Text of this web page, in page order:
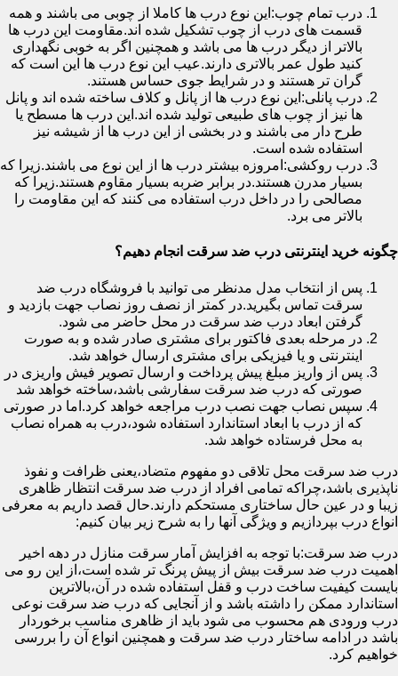
درب تمام چوب:این نوع درب ها کاملا از چوبی می باشند و همه
قسمت های درب از چوب تشکیل شده اند.مقاومت این درب ها
بالاتر از دیگر درب ها می باشد و همچنین اگر به خوبی نگهداری
کنید طول عمر بالاتری دارند.عیب این نوع درب ها این است که
گران تر هستند و در شرایط جوی حساس هستند.
درب پانلی:این نوع درب ها از پانل و کلاف ساخته شده اند و پانل
ها نیز از چوب های طبیعی تولید شده اند.این درب ها مسطح یا
طرح دار می باشند و در بخشی از این درب ها از شیشه نیز
استفاده شده است.
درب روکشی:امروزه بیشتر درب ها از این نوع می باشند.زیرا که
بسیار مدرن هستند.در برابر ضربه بسیار مقاوم هستند.زیرا که
مصالحی را در داخل درب استفاده می کنند که این مقاومت را
بالاتر می برد.
چگونه خرید اینترنتی درب ضد سرقت انجام دهیم؟
پس از انتخاب مدل مدنظر می توانید با فروشگاه درب ضد
سرقت تماس بگیرید.در کمتر از نصف روز نصاب جهت بازدید و
گرفتن ابعاد درب ضد سرقت در محل حاضر می شود.
در مرحله بعدی فاکتور برای مشتری صادر شده و به صورت
اینترنتی و یا فیزیکی برای مشتری ارسال خواهد شد.
پس از واریز مبلغ پیش پرداخت و ارسال تصویر فیش واریزی در
صورتی که درب ضد سرقت سفارشی باشد،ساخته خواهد شد
سپس نصاب جهت نصب درب مراجعه خواهد کرد.اما در صورتی
که از درب با ابعاد استاندارد استفاده شود،درب به همراه نصاب
به محل فرستاده خواهد شد.
درب ضد سرقت محل تلاقی دو مفهوم متضاد،یعنی ظرافت و نفوذ
ناپذیری باشد،چراکه تمامی افراد از درب ضد سرقت انتظار ظاهری
زیبا و در عین حال ساختاری مستحکم دارند.حال قصد داریم به معرفی
انواع درب بپردازیم و ویژگی آنها را به شرح زیر بیان کنیم:
درب ضد سرقت:با توجه به افزایش آمار سرقت منازل در دهه اخیر
اهمیت درب ضد سرقت بیش از پیش پرنگ تر شده است،از این رو می
بایست کیفیت ساخت درب و قفل استفاده شده در آن،بالاترین
استاندارد ممکن را داشته باشد و از آنجایی که درب ضد سرقت نوعی
درب ورودی هم محسوب می شود باید از ظاهری مناسب برخوردار
باشد در ادامه ساختار درب ضد سرقت و همچنین انواع آن را بررسی
خواهیم کرد.